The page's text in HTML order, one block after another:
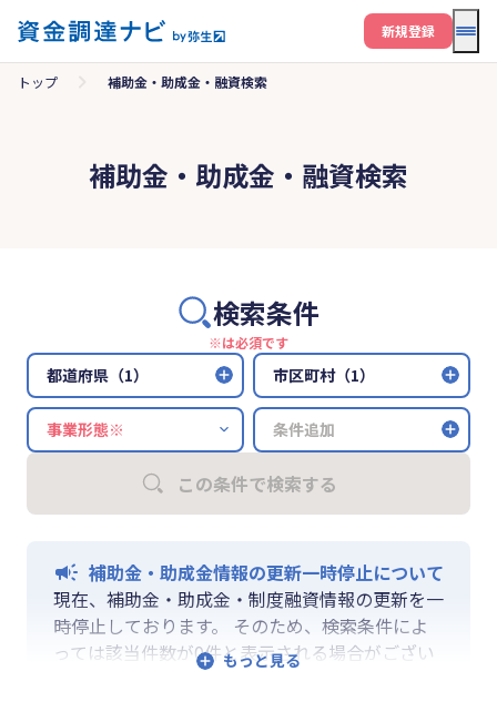
メ
新規登録
トップ 補助金・助成金・融資検索
補助金・助成金・融資検索
検索条件
※は必須です
都道府県（1） 市区町村（1）
条件追加
この条件で検索する
補助金・助成金情報の更新一時停止について
現在、補助金・助成金・制度融資情報の更新を一
時停止しております。 そのため、検索条件によ
っては該当件数が0件と表示される場合がござい
ます。 ご迷惑をおかけしますが、更新再開まで